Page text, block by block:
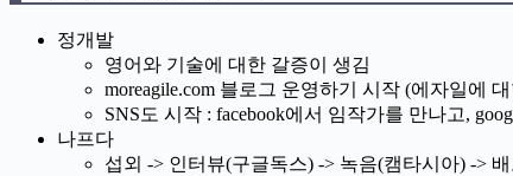
정개발
영어와 기술에 대한 갈증이 생김
moreagile.com 블로그 운영하기 시작 (에자일에
SNS도 시작 : facebook에서 임작가를 만나고,
나프다
섭외 -> 인터뷰(구글독스) -> 녹음(캠타시아) -> 배